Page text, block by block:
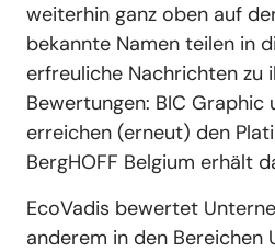
weiterhin ganz oben auf
bekannte Namen teilen in
erfreuliche Nachrichten zu
Bewertungen: BIC Graphic
erreichen (erneut) den
BergHOFF Belgium erhält
EcoVadis bewertet
anderem in den